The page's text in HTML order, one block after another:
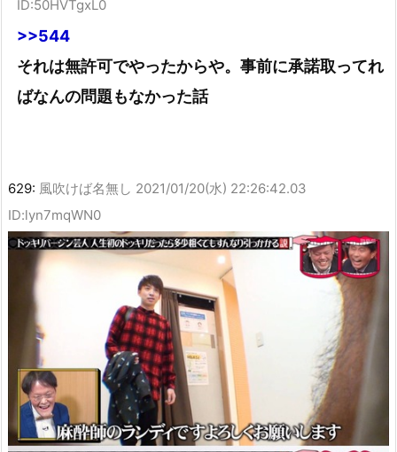
ID:50HVTgxL0
>>544
それは無許可でやったからや。事前に承諾取ってれ
ばなんの問題もなかった話
629: 風吹けば名無し 2021/01/20(水) 22:26:42.03
ID:lyn7mqWN0